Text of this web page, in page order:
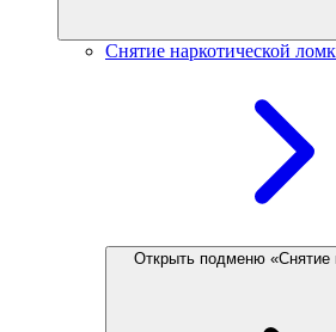
Снятие наркотической
Открыть подменю «Снятие